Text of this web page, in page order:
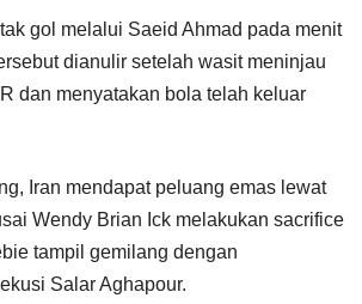
gol melalui Saeid Ahmad pada menit
dianulir setelah wasit meninjau
dan menyatakan bola telah keluar
Iran mendapat peluang emas lewat
Wendy Brian Ick melakukan sacrifice
tampil gemilang dengan
Salar Aghapour.